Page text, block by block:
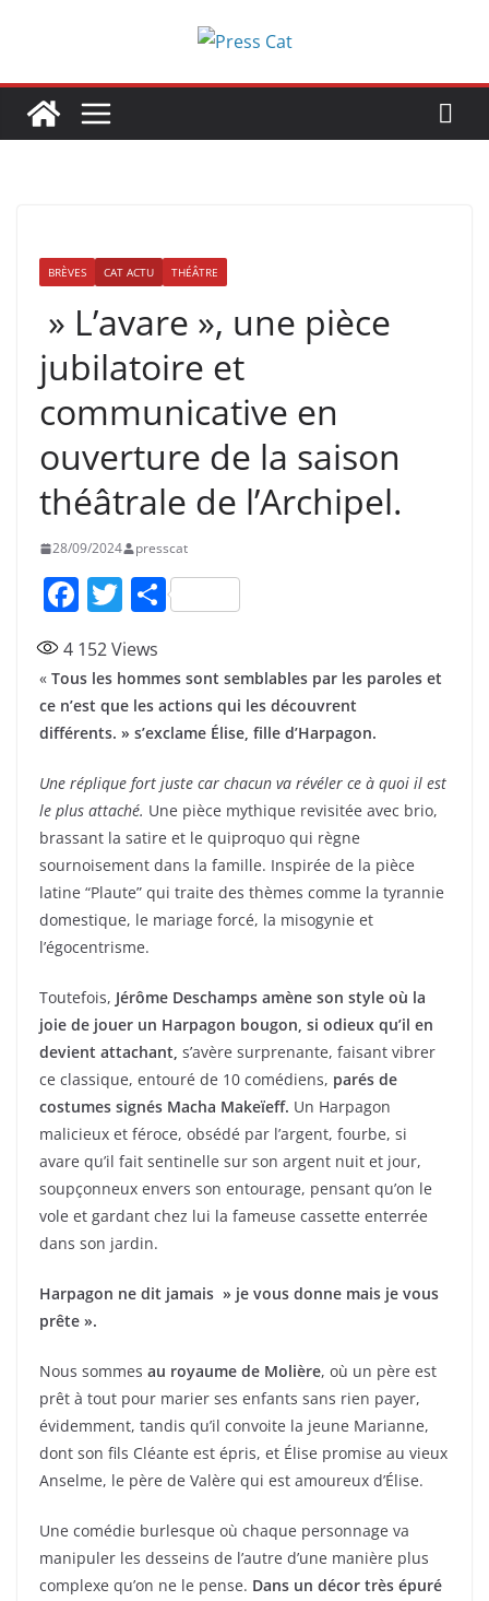
BRÈVES CAT ACTU THÉÂTRE
» L’avare », une pièce
jubilatoire et
communicative en
ouverture de la saison
théâtrale de l’Archipel.
28/09/2024 presscat
F
c
e
b
o
o
k
T
w
itt
er
P
ta
g
er
4 152Views
« Tous les hommes sont semblables par les paroles et
ce n’est que les actions qui les découvrent
différents. » s’exclame Élise, fille d’Harpagon.
Une réplique fort juste car chacun va révéler ce à quoi il est
le plus attaché. Une pièce mythique revisitée avec brio,
brassant la satire et le quiproquo qui règne
sournoisement dans la famille. Inspirée de la pièce
latine “Plaute” qui traite des thèmes comme la tyrannie
domestique, le mariage forcé, la misogynie et
l’égocentrisme.
Toutefois, Jérôme Deschamps amène son style où la
joie de jouer un Harpagon bougon, si odieux qu’il en
devient attachant, s’avère surprenante, faisant vibrer
ce classique, entouré de 10 comédiens, parés de
costumes signés Macha Makeïeff. Un Harpagon
malicieux et féroce, obsédé par l’argent, fourbe, si
avare qu’il fait sentinelle sur son argent nuit et jour,
soupçonneux envers son entourage, pensant qu’on le
vole et gardant chez lui la fameuse cassette enterrée
dans son jardin.
Harpagon ne dit jamais » je vous donne mais je vous
prête ».
Nous sommes au royaume de Molière, où un père est
prêt à tout pour marier ses enfants sans rien payer,
évidemment, tandis qu’il convoite la jeune Marianne,
dont son fils Cléante est épris, et Élise promise au vieux
Anselme, le père de Valère qui est amoureux d’Élise.
Une comédie burlesque où chaque personnage va
manipuler les desseins de l’autre d’une manière plus
complexe qu’on ne le pense. Dans un décor très épuré